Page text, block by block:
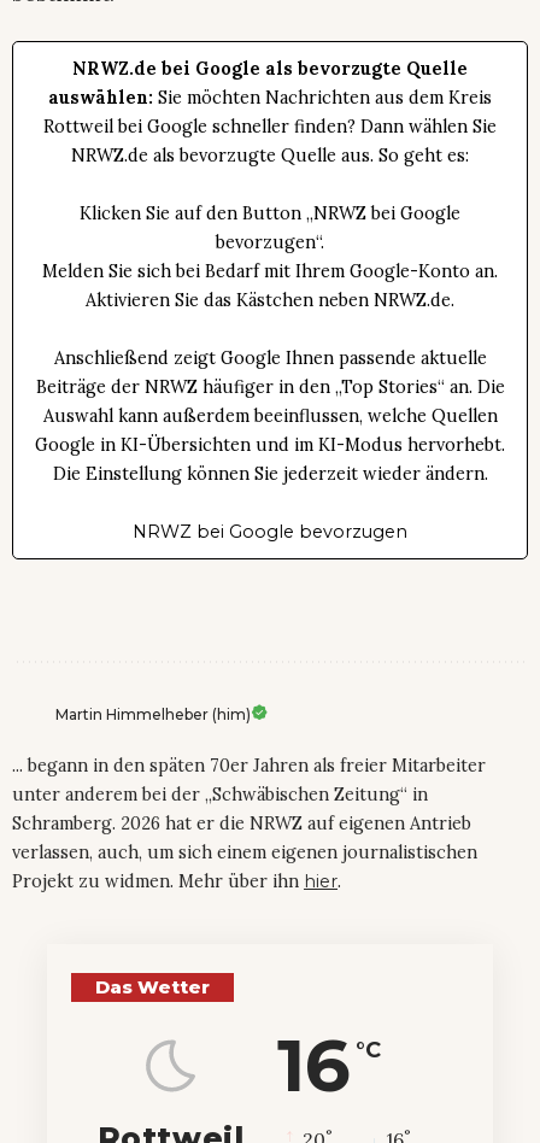
NRWZ.de bei Google als bevorzugte Quelle
auswählen: Sie möchten Nachrichten aus dem Kreis
Rottweil bei Google schneller finden? Dann wählen Sie
NRWZ.de als bevorzugte Quelle aus. So geht es:
Klicken Sie auf den Button „NRWZ bei Google
bevorzugen“.
Melden Sie sich bei Bedarf mit Ihrem Google-Konto an.
Aktivieren Sie das Kästchen neben NRWZ.de.
Anschließend zeigt Google Ihnen passende aktuelle
Beiträge der NRWZ häufiger in den „Top Stories“ an. Die
Auswahl kann außerdem beeinflussen, welche Quellen
Google in KI-Übersichten und im KI-Modus hervorhebt.
Die Einstellung können Sie jederzeit wieder ändern.
NRWZ bei Google bevorzugen
Martin Himmelheber (him)
... begann in den späten 70er Jahren als freier Mitarbeiter
unter anderem bei der „Schwäbischen Zeitung“ in
Schramberg. 2026 hat er die NRWZ auf eigenen Antrieb
verlassen, auch, um sich einem eigenen journalistischen
Projekt zu widmen. Mehr über ihn hier.
Das Wetter
16 °C
° °